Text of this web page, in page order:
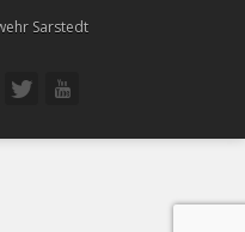
Sarstedt